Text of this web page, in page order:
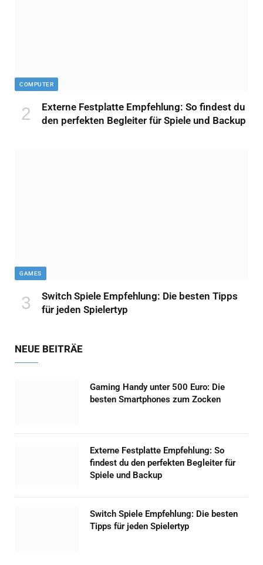
COMPUTER
Externe Festplatte Empfehlung: So findest du
den perfekten Begleiter für Spiele und Backup
GAMES
Switch Spiele Empfehlung: Die besten Tipps
für jeden Spielertyp
NEUE BEITRÄE
Gaming Handy unter 500 Euro: Die
besten Smartphones zum Zocken
Externe Festplatte Empfehlung: So
findest du den perfekten Begleiter für
Spiele und Backup
Switch Spiele Empfehlung: Die besten
Tipps für jeden Spielertyp